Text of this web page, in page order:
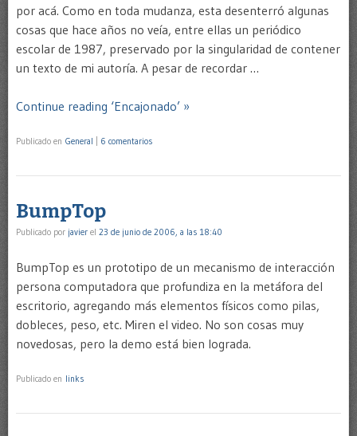
por acá. Como en toda mudanza, esta desenterró algunas
cosas que hace años no veía, entre ellas un periódico
escolar de 1987, preservado por la singularidad de contener
un texto de mi autoría. A pesar de recordar …
Continue reading ‘Encajonado’ »
Publicado en General 6 comentarios
BumpTop
Publicado por javier el 23 de junio de 2006, a las 18:40
BumpTop es un prototipo de un mecanismo de interacción
persona computadora que profundiza en la metáfora del
escritorio, agregando más elementos físicos como pilas,
dobleces, peso, etc. Miren el video. No son cosas muy
novedosas, pero la demo está bien lograda.
Publicado en links